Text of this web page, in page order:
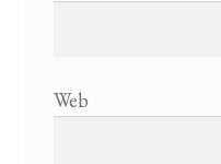
Web